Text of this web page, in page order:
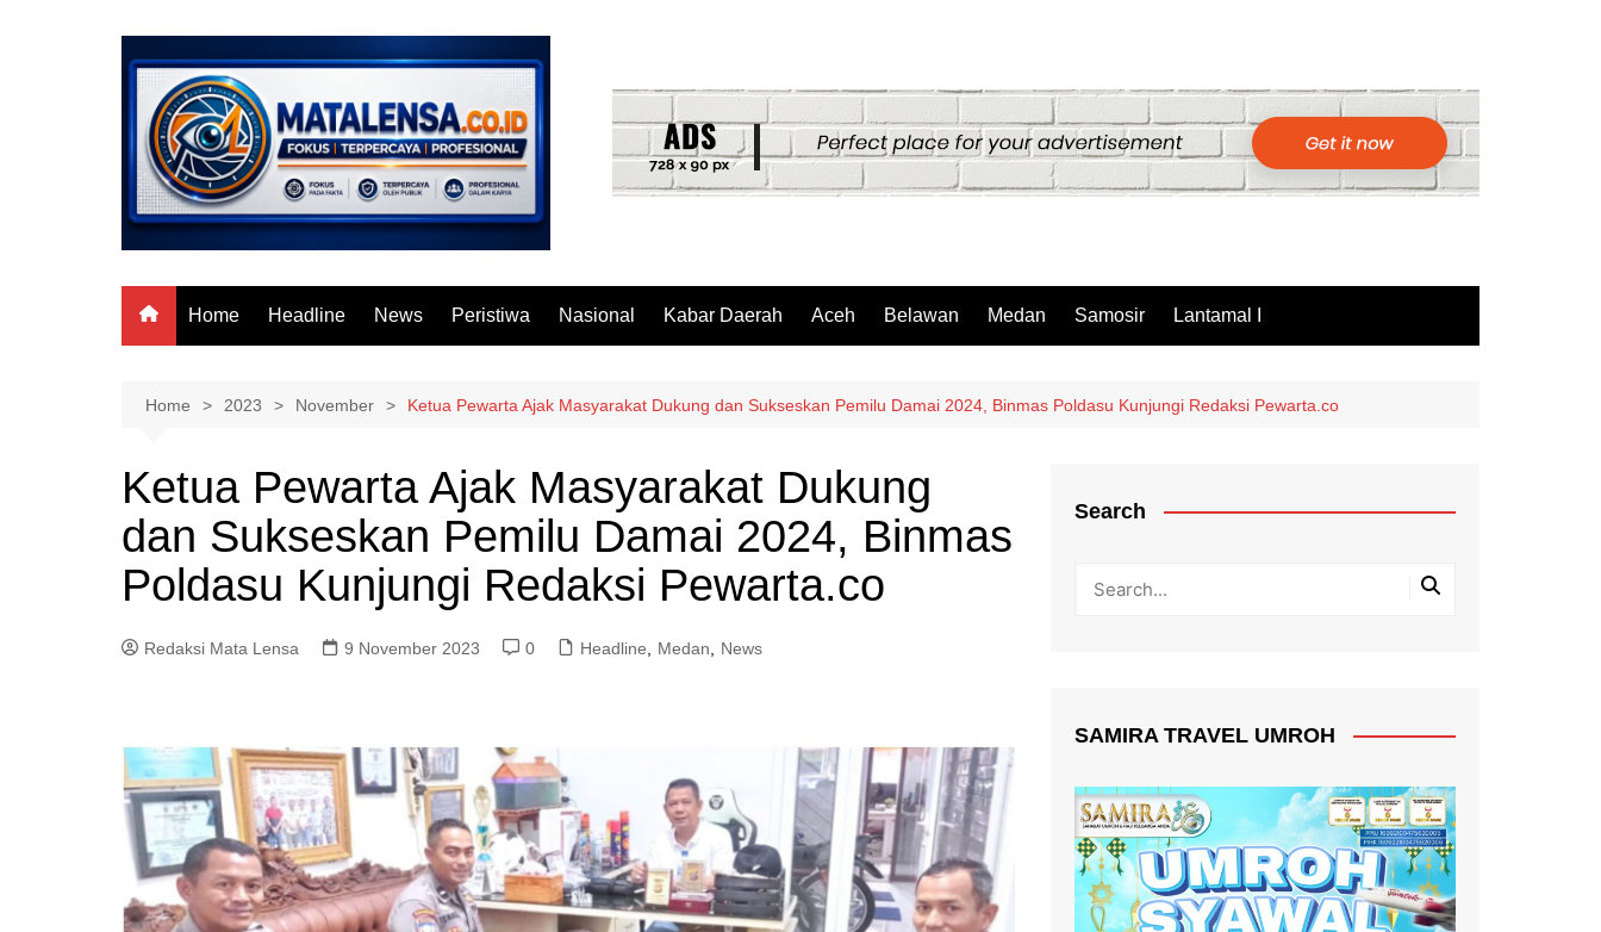
Home Headline News Peristiwa Nasional Kabar Daerah Aceh Belawan Medan Samosir Lantamal I
Home 2023 November Ketua Pewarta Ajak Masyarakat Dukung dan Sukseskan Pemilu Damai 2024, Binmas Poldasu Kunjungi Redaksi Pewarta.co
Ketua Pewarta Ajak Masyarakat Dukung
dan Sukseskan Pemilu Damai 2024, Binmas
Poldasu Kunjungi Redaksi Pewarta.co
Redaksi Mata Lensa 9 November 2023 0 Headline Medan News
Search
SAMIRA TRAVEL UMROH